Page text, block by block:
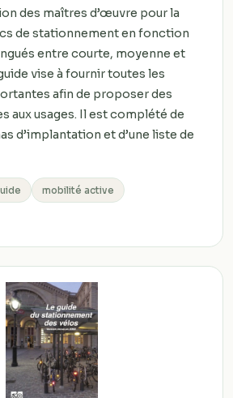
des maîtres d’œuvre pour la
de stationnement en fonction
entre courte, moyenne et
vise à fournir toutes les
afin de proposer des
aux usages. Il est complété de
d’implantation et d’une liste de
mobilité active